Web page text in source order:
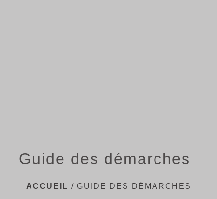
Guide des démarches
ACCUEIL / GUIDE DES DÉMARCHES